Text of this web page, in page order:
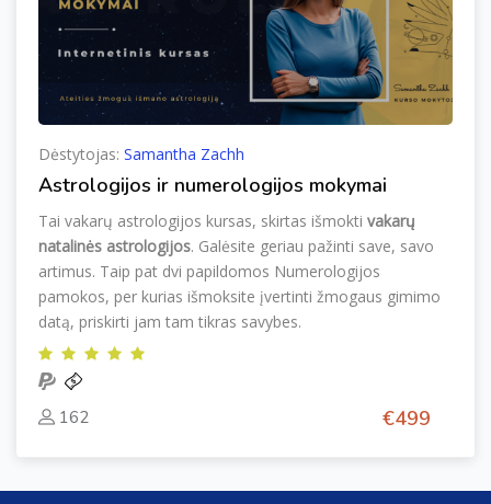
Dėstytojas: Samantha Zachh
Astrologijos ir numerologijos mokymai
Tai vakarų astrologijos kursas, skirtas išmokti vakarų
natalinės astrologijos. Galėsite geriau pažinti save, savo
artimus. Taip pat dvi papildomos Numerologijos
pamokos, per kurias išmoksite įvertinti žmogaus gimimo
datą, priskirti jam tam tikras savybes.
162 €499